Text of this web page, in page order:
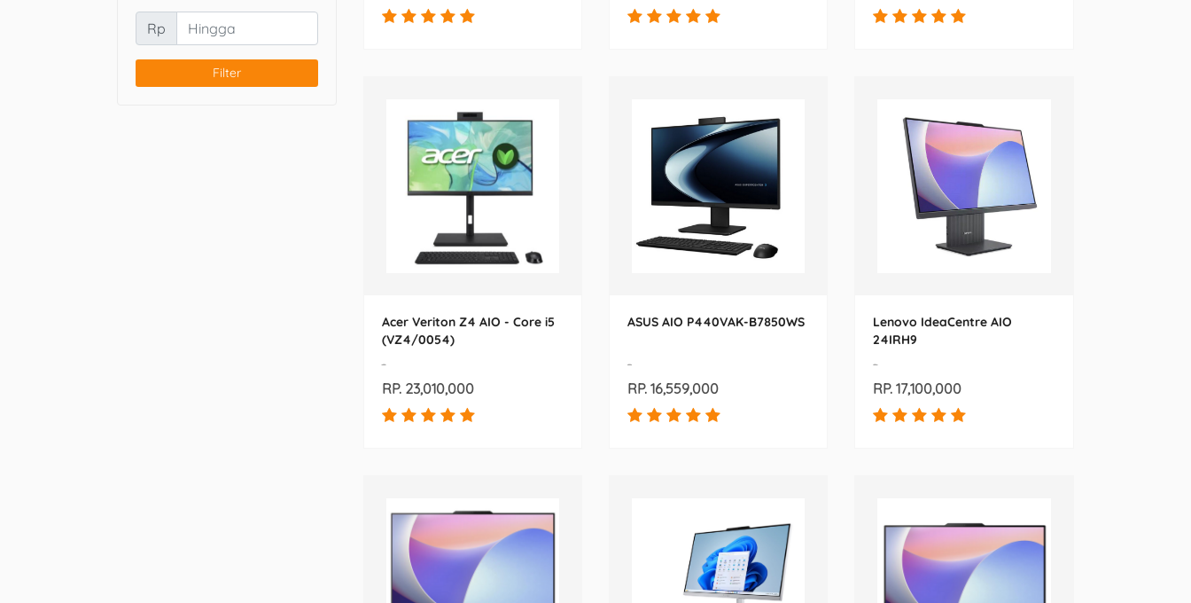
Rp
Filter
Acer Veriton Z4 AIO - Core i5
(VZ4/0054)
-
RP. 23,010,000
ASUS AIO P440VAK-B7850WS
-
RP. 16,559,000
Lenovo IdeaCentre AIO
24IRH9
-
RP. 17,100,000